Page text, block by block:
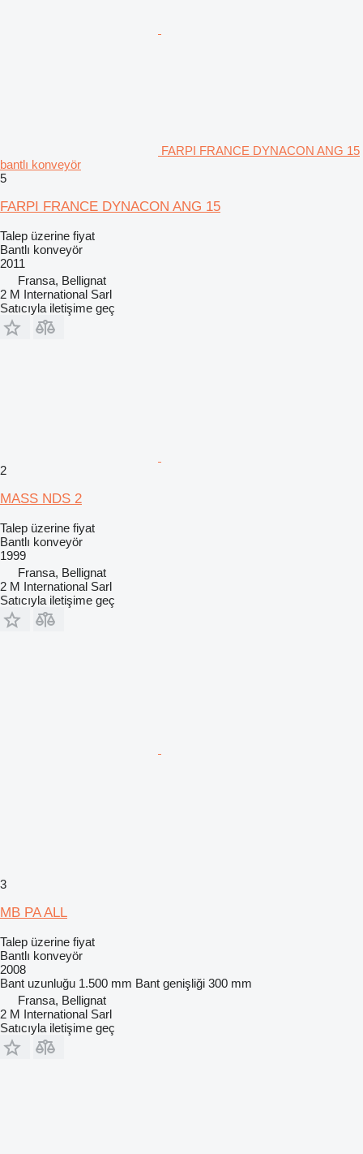
FARPI FRANCE DYNACON ANG 15
bantlı konveyör
5
FARPI FRANCE DYNACON ANG 15
Talep üzerine fiyat
Bantlı konveyör
2011
Fransa, Bellignat
2 M International Sarl
Satıcıyla iletişime geç
2
MASS NDS 2
Talep üzerine fiyat
Bantlı konveyör
1999
Fransa, Bellignat
2 M International Sarl
Satıcıyla iletişime geç
3
MB PA ALL
Talep üzerine fiyat
Bantlı konveyör
2008
Bant uzunluğu 1.500 mm Bant genişliği 300 mm
Fransa, Bellignat
2 M International Sarl
Satıcıyla iletişime geç